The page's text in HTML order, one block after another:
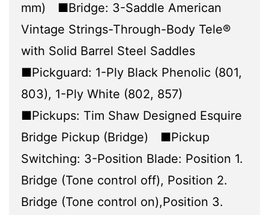
mm) ■Bridge: 3-Saddle American
Vintage Strings-Through-Body Tele®
with Solid Barrel Steel Saddles
■Pickguard: 1-Ply Black Phenolic (801,
803), 1-Ply White (802, 857)
■Pickups: Tim Shaw Designed Esquire
Bridge Pickup (Bridge) ■Pickup
Switching: 3-Position Blade: Position 1.
Bridge (Tone control off), Position 2.
Bridge (Tone control on),Position 3.